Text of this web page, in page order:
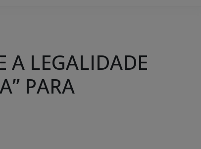
A LEGALIDADE
PARA